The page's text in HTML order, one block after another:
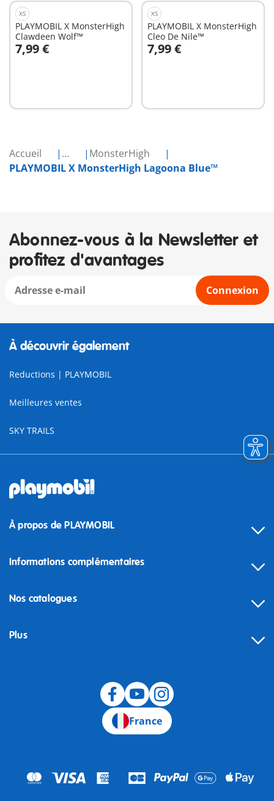
Accueil ...
MonsterHigh
PLAYMOBIL X MonsterHigh Lagoona Blue™
XS
PLAYMOBIL X MonsterHigh
Clawdeen Wolf™
7,99 €
Au panier
XS
PLAYMOBIL X MonsterHigh
Cleo De Nile™
7,99 €
Au panier
Abonnez-vous à la Newsletter et
profitez d'avantages
Connexion
À découvrir également
Reductions | PLAYMOBIL
Meilleures ventes
SKY TRAILS
À propos de PLAYMOBIL
Informations complémentaires
Nos catalogues
Plus
France